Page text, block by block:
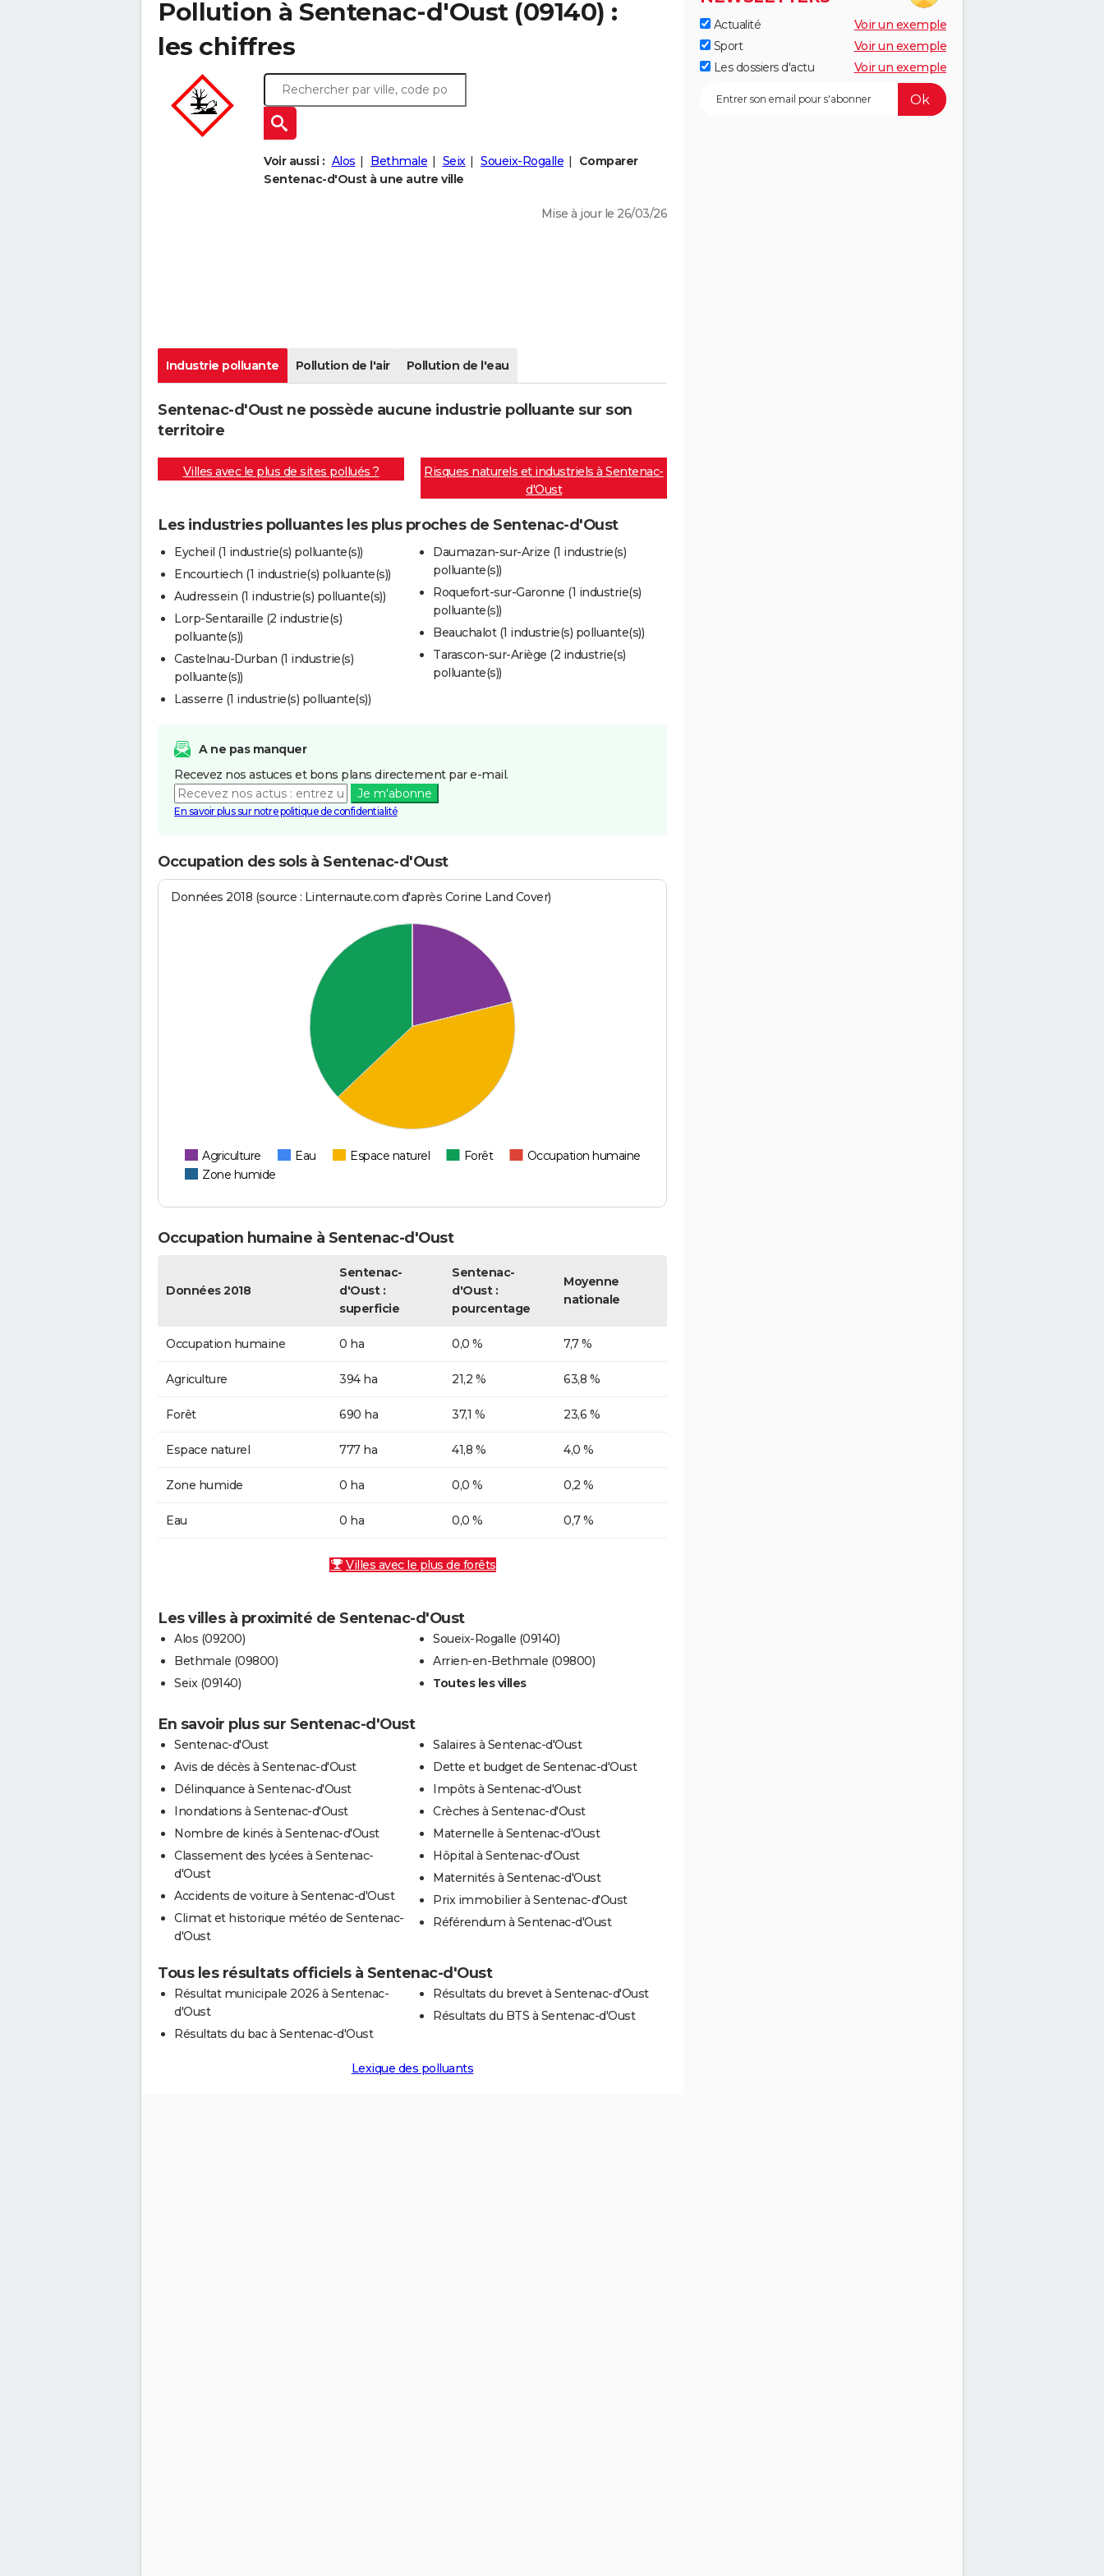
Pollution à Sentenac-d'Oust (09140) :
les chiffres
Voir aussi : Alos Bethmale Seix Soueix-Rogalle
Comparer
Sentenac-d'Oust à une autre ville
Mise à jour le 26/03/26
Industrie polluante Pollution de l'air Pollution de l'eau
Sentenac-d'Oust ne possède aucune industrie polluante sur son
territoire
Villes avec le plus de sites pollués ?
Risques naturels et industriels à Sentenac-
d'Oust
Les industries polluantes les plus proches de Sentenac-d'Oust
Eycheil (1 industrie(s) polluante(s))
Encourtiech (1 industrie(s) polluante(s))
Audressein (1 industrie(s) polluante(s))
Lorp-Sentaraille (2 industrie(s)
polluante(s))
Castelnau-Durban (1 industrie(s)
polluante(s))
Lasserre (1 industrie(s) polluante(s))
Daumazan-sur-Arize (1 industrie(s)
polluante(s))
Roquefort-sur-Garonne (1 industrie(s)
polluante(s))
Beauchalot (1 industrie(s) polluante(s))
Tarascon-sur-Ariège (2 industrie(s)
polluante(s))
A ne pas manquer
Recevez nos astuces et bons plans directement par e-mail.
Je m'abonne
En savoir plus sur notre politique de confidentialité
Occupation des sols à Sentenac-d'Oust
Données 2018 (source : Linternaute.com d'après Corine Land Cover)
Agriculture Eau Espace naturel Forêt
Occupation humaine
Zone humide
Occupation humaine à Sentenac-d'Oust
Données 2018
Sentenac-
d'Oust :
superficie
Sentenac-
d'Oust :
pourcentage
Moyenne
nationale
Occupation humaine 0 ha 0,0 % 7,7 %
Agriculture 394 ha 21,2 % 63,8 %
Forêt 690 ha 37,1 % 23,6 %
Espace naturel 777 ha 41,8 % 4,0 %
Zone humide 0 ha 0,0 % 0,2 %
Eau 0 ha 0,0 % 0,7 %
Villes avec le plus de forêts
Les villes à proximité de Sentenac-d'Oust
Alos (09200)
Bethmale (09800)
Seix (09140)
Soueix-Rogalle (09140)
Arrien-en-Bethmale (09800)
Toutes les villes
En savoir plus sur Sentenac-d'Oust
Sentenac-d'Oust
Avis de décès à Sentenac-d'Oust
Délinquance à Sentenac-d'Oust
Inondations à Sentenac-d'Oust
Nombre de kinés à Sentenac-d'Oust
Classement des lycées à Sentenac-
d'Oust
Accidents de voiture à Sentenac-d'Oust
Climat et historique météo de Sentenac-
d'Oust
Salaires à Sentenac-d'Oust
Dette et budget de Sentenac-d'Oust
Impôts à Sentenac-d'Oust
Crèches à Sentenac-d'Oust
Maternelle à Sentenac-d'Oust
Hôpital à Sentenac-d'Oust
Maternités à Sentenac-d'Oust
Prix immobilier à Sentenac-d'Oust
Référendum à Sentenac-d'Oust
Tous les résultats officiels à Sentenac-d'Oust
Résultat municipale 2026 à Sentenac-
d'Oust
Résultats du bac à Sentenac-d'Oust
Résultats du brevet à Sentenac-d'Oust
Résultats du BTS à Sentenac-d'Oust
Lexique des polluants
Actualité
Voir un exemple
Sport
Voir un exemple
Les dossiers d'actu
Voir un exemple